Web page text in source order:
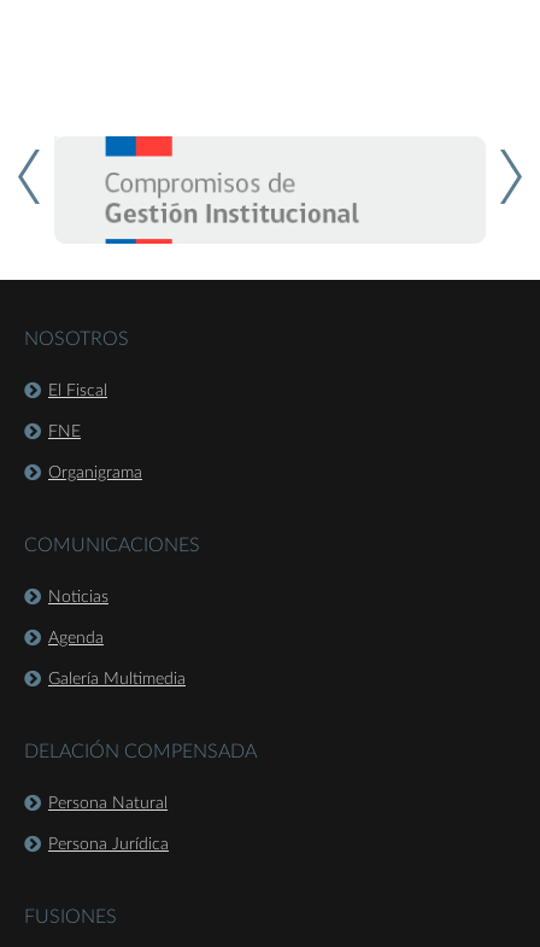
NOSOTROS
El Fiscal
FNE
Organigrama
COMUNICACIONES
Noticias
Agenda
Galería Multimedia
DELACIÓN COMPENSADA
Persona Natural
Persona Jurídica
FUSIONES